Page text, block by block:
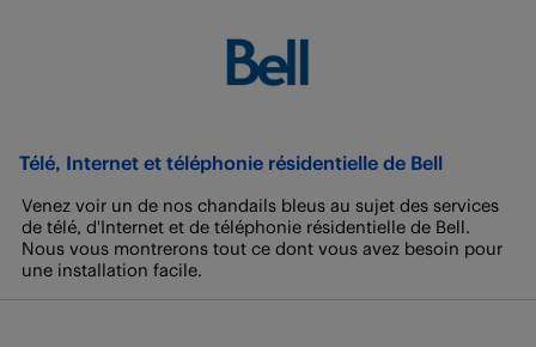
Télé, Internet et téléphonie résidentielle de Bell
Venez voir un de nos chandails bleus au sujet des services
de télé, d'Internet et de téléphonie résidentielle de Bell.
Nous vous montrerons tout ce dont vous avez besoin pour
une installation facile.